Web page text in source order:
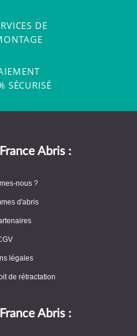
DE
SÉCURISÉ
Abris :
nous ?
d'abris
légales
de rétractation
Abris :